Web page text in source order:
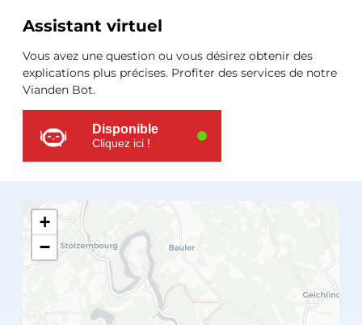
Ressources
supplémentaires
Assistant virtuel
Vous avez une question ou vous désirez obtenir des
explications plus précises. Profiter des services de notre
Vianden Bot.
Disponible
Cliquez ici !
+
−